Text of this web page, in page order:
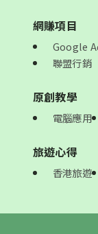
網賺項目
Google
聯盟行銷
原創教學
電腦應用
旅遊心得
香港旅遊